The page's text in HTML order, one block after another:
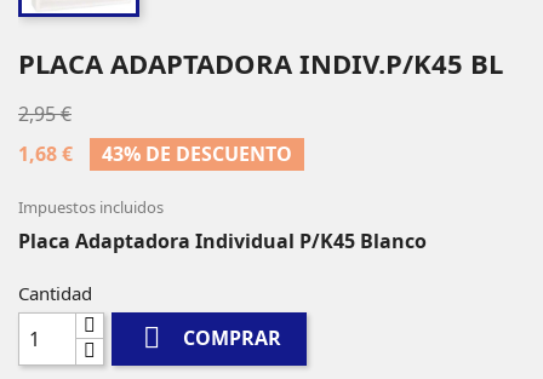
PLACA ADAPTADORA INDIV.P/K45 BL
2,95 €
1,68 €
43% DE DESCUENTO
Impuestos incluidos
Placa Adaptadora Individual P/K45 Blanco
Cantidad
 COMPRAR